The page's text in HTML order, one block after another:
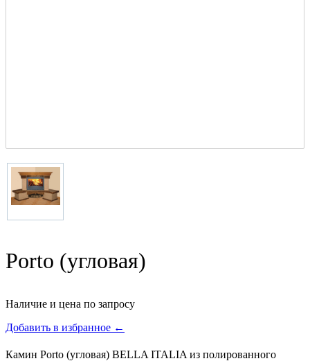
Porto (угловая)
Наличие и цена по запросу
Добавить в избранное ←
Камин Porto (угловая) BELLA ITALIA из полированного